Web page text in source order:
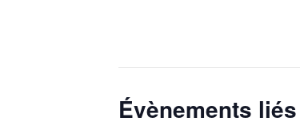
Évènements liés